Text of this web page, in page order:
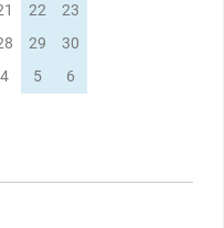
22
23
29
30
4 5 6